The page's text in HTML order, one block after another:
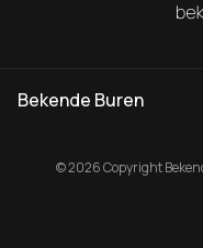
Bekende Buren
© 2026 Copyright